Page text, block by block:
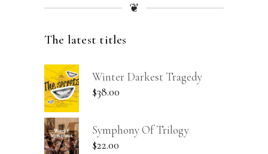
❦
The latest titles
Winter Darkest Tragedy
$38.00
Symphony Of Trilogy
$22.00